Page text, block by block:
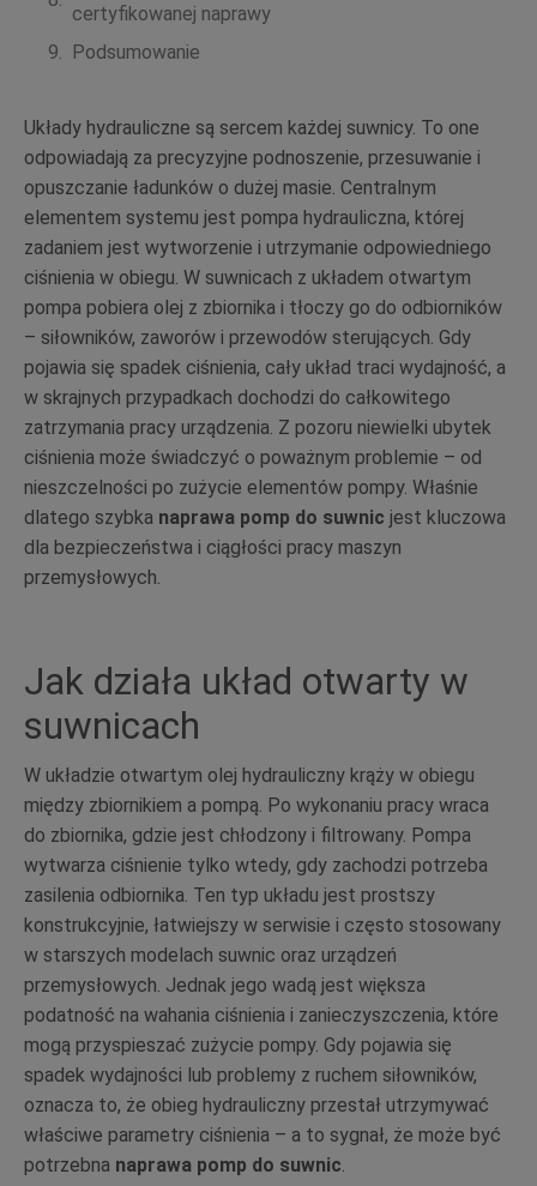
certyfikowanej naprawy
Podsumowanie
Układy hydrauliczne są sercem każdej suwnicy. To one
odpowiadają za precyzyjne podnoszenie, przesuwanie i
opuszczanie ładunków o dużej masie. Centralnym
elementem systemu jest pompa hydrauliczna, której
zadaniem jest wytworzenie i utrzymanie odpowiedniego
ciśnienia w obiegu. W suwnicach z układem otwartym
pompa pobiera olej z zbiornika i tłoczy go do odbiorników
– siłowników, zaworów i przewodów sterujących. Gdy
pojawia się spadek ciśnienia, cały układ traci wydajność, a
w skrajnych przypadkach dochodzi do całkowitego
zatrzymania pracy urządzenia. Z pozoru niewielki ubytek
ciśnienia może świadczyć o poważnym problemie – od
nieszczelności po zużycie elementów pompy. Właśnie
dlatego szybka naprawa pomp do suwnic jest kluczowa
dla bezpieczeństwa i ciągłości pracy maszyn
przemysłowych.
Jak działa układ otwarty w
suwnicach
W układzie otwartym olej hydrauliczny krąży w obiegu
między zbiornikiem a pompą. Po wykonaniu pracy wraca
do zbiornika, gdzie jest chłodzony i filtrowany. Pompa
wytwarza ciśnienie tylko wtedy, gdy zachodzi potrzeba
zasilenia odbiornika. Ten typ układu jest prostszy
konstrukcyjnie, łatwiejszy w serwisie i często stosowany
w starszych modelach suwnic oraz urządzeń
przemysłowych. Jednak jego wadą jest większa
podatność na wahania ciśnienia i zanieczyszczenia, które
mogą przyspieszać zużycie pompy. Gdy pojawia się
spadek wydajności lub problemy z ruchem siłowników,
oznacza to, że obieg hydrauliczny przestał utrzymywać
właściwe parametry ciśnienia – a to sygnał, że może być
potrzebna naprawa pomp do suwnic.